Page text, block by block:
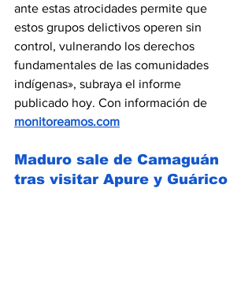
ante estas atrocidades permite que
estos grupos delictivos operen sin
control, vulnerando los derechos
fundamentales de las comunidades
indígenas», subraya el informe
publicado hoy. Con información de
monitoreamos.com
Maduro sale de Camaguán
tras visitar Apure y Guárico